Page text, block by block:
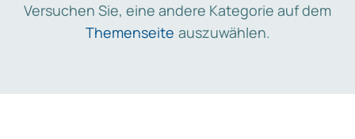
Versuchen Sie, eine andere Kategorie auf dem
Themenseite auszuwählen.